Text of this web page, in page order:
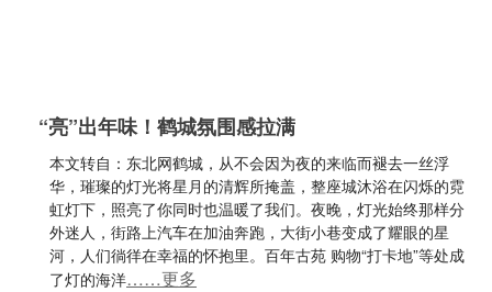
“亮”出年味！鹤城氛围感拉满
本文转自：东北网鹤城，从不会因为夜的来临而褪去一丝浮
华，璀璨的灯光将星月的清辉所掩盖，整座城沐浴在闪烁的霓
虹灯下，照亮了你同时也温暖了我们。夜晚，灯光始终那样分
外迷人，街路上汽车在加油奔跑，大街小巷变成了耀眼的星
河，人们徜徉在幸福的怀抱里。百年古苑 购物“打卡地”等处成
了灯的海洋……更多